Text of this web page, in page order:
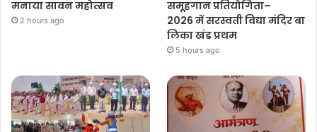
मनाया सावन महोत्सव
2 hours ago
समूहगान प्रतियोगिता–
2026 में सरस्वती विद्या मंदिर बा
लिका खंड प्रथम
5 hours ago